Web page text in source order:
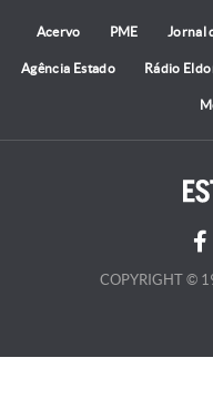
Acervo PME Jornal
Agência Estado Rádio
COPYRIGHT ©